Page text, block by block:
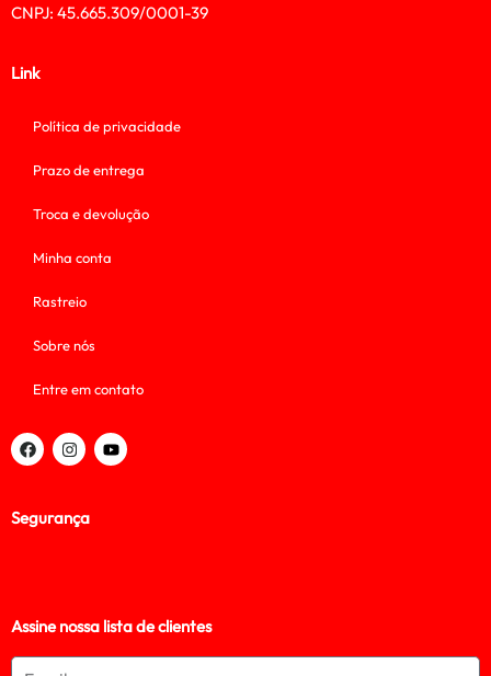
CNPJ: 45.665.309/0001-39
Link
Política de privacidade
Prazo de entrega
Troca e devolução
Minha conta
Rastreio
Sobre nós
Entre em contato
Segurança
Assine nossa lista de clientes